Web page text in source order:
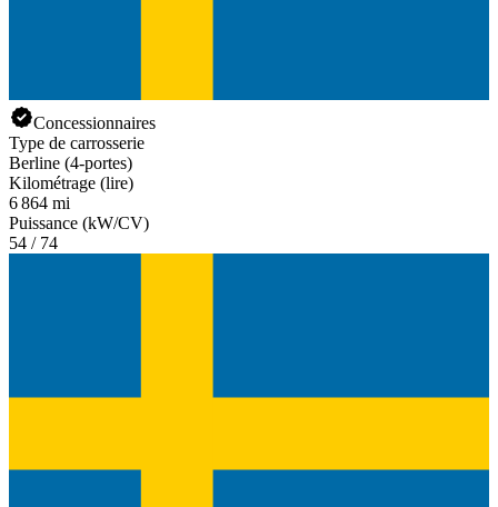
Concessionnaires
Type de carrosserie
Berline (4-portes)
Kilométrage (lire)
6 864 mi
Puissance (kW/CV)
54 / 74